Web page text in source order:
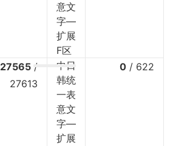
意文
字—
扩展
F区
27565 /
27613
中日
韩统
一表
意文
字—
扩展
0 / 622